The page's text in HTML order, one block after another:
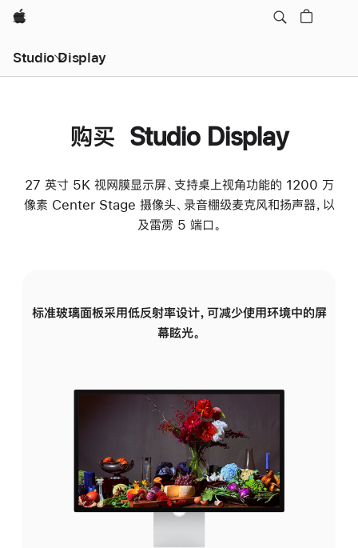
Apple
Studio Display
购买 Studio Display
27 英寸 5K 视网膜显示屏、支持桌上视角功能的 1200 万
像素 Center Stage 摄像头、录音棚级麦克风和扬声器，以
及雷雳 5 端口。
标准玻璃面板采用低反射率设计，可减少使用环境中的屏
幕眩光。